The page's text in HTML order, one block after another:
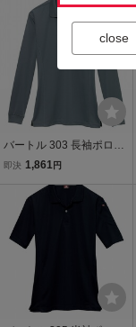
速乾 作業服 作業着
バートル 303 長袖ポロシ
ャツ ドライメッシュ ステ
汗速乾 作業服 作業着
即決 1,861円
close